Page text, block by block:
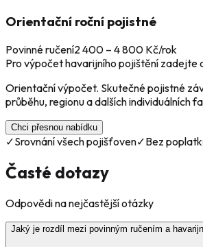
Orientační roční pojistné
Povinné ručení2 400 – 4 800 Kč/rok
Pro výpočet havarijního pojištění zadejte
Orientační výpočet. Skutečné pojistné
průběhu, regionu a dalších individuálních
Chci přesnou nabídku
✓Srovnání všech pojišťoven✓Bez
Časté dotazy
Odpovědi na nejčastější otázky
Jaký je rozdíl mezi povinným ručením a